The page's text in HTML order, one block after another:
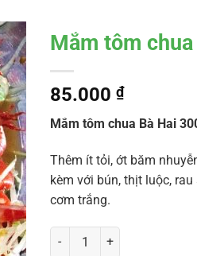
Mắm tôm
85.000 ₫
Mắm tôm chua Bà Hai
Thêm ít tỏi, ớt băm
kèm với bún, thịt luộc,
cơm trắng.
Mắm tôm chua Bà Hai